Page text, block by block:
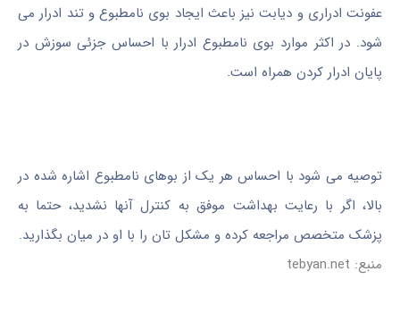
عفونت ادراری و دیابت نیز باعث ایجاد بوی نامطبوع و تند ادرار می
شود. در اکثر موارد بوی نامطبوع ادرار با احساس جزئی سوزش در
پایان ادرار کردن همراه است.
توصیه می شود با احساس هر یک از بوهای نامطبوع اشاره شده در
بالا، اگر با رعایت بهداشت موفق به کنترل آنها نشدید، حتما به
پزشک متخصص مراجعه کرده و مشکل تان را با او در میان بگذارید.
منبع: tebyan.net